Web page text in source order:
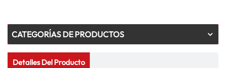
CATEGORÍAS DE PRODUCTOS
Detalles Del Producto